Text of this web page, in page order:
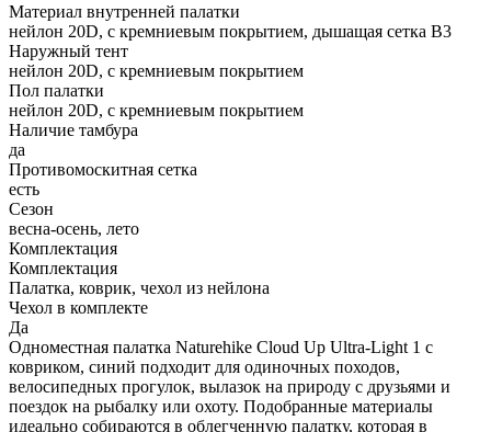
Материал внутренней палатки
нейлон 20D, с кремниевым покрытием, дышащая сетка B3
Наружный тент
нейлон 20D, с кремниевым покрытием
Пол палатки
нейлон 20D, с кремниевым покрытием
Наличие тамбура
да
Противомоскитная сетка
есть
Сезон
весна-осень, лето
Комплектация
Комплектация
Палатка, коврик, чехол из нейлона
Чехол в комплекте
Да
Одноместная палатка Naturehike Сloud Up Ultra-Light 1 с
ковриком, синий подходит для одиночных походов,
велосипедных прогулок, вылазок на природу с друзьями и
поездок на рыбалку или охоту. Подобранные материалы
идеально собираются в облегченную палатку, которая в